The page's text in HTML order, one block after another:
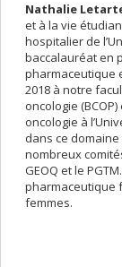
Nathalie
et à la vie
hospitalier de
baccalauréat en
pharmaceutique
2018 à notre
oncologie
oncologie à
dans ce
nombreux
GEOQ et le
pharmaceutique
femmes.